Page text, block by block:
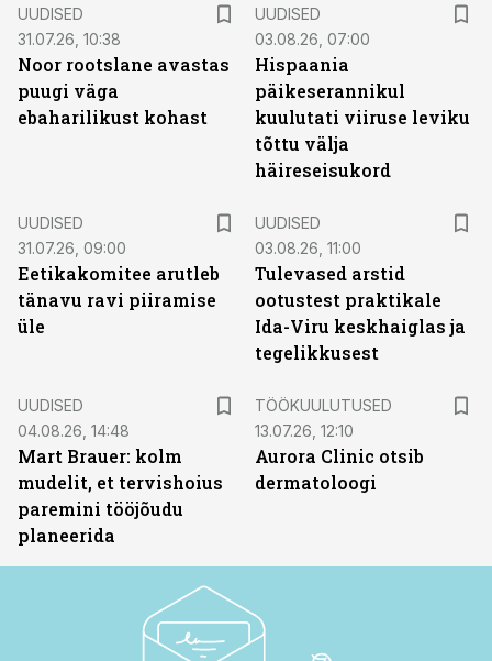
UUDISED
31.07.26, 10:38
Noor rootslane avastas
puugi väga
ebaharilikust kohast
UUDISED
03.08.26, 07:00
Hispaania
päikeserannikul
kuulutati viiruse leviku
tõttu välja
häireseisukord
UUDISED
31.07.26, 09:00
Eetikakomitee arutleb
tänavu ravi piiramise
üle
UUDISED
03.08.26, 11:00
Tulevased arstid
ootustest praktikale
Ida-Viru keskhaiglas ja
tegelikkusest
UUDISED
04.08.26, 14:48
Mart Brauer: kolm
mudelit, et tervishoius
paremini tööjõudu
planeerida
TÖÖKUULUTUSED
13.07.26, 12:10
Aurora Clinic otsib
dermatoloogi